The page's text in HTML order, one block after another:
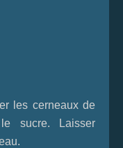
les cerneaux de
sucre. Laisser